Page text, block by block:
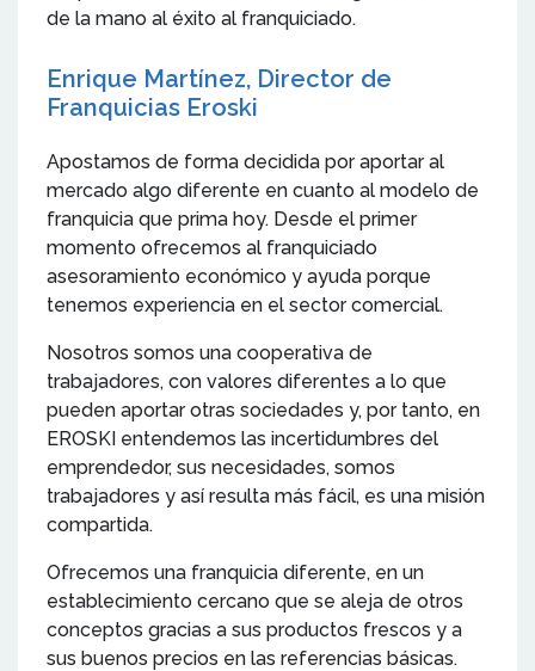
de la mano al éxito al franquiciado.
Enrique Martínez, Director de
Franquicias Eroski
Apostamos de forma decidida por aportar al
mercado algo diferente en cuanto al modelo de
franquicia que prima hoy. Desde el primer
momento ofrecemos al franquiciado
asesoramiento económico y ayuda porque
tenemos experiencia en el sector comercial.
Nosotros somos una cooperativa de
trabajadores, con valores diferentes a lo que
pueden aportar otras sociedades y, por tanto, en
EROSKI entendemos las incertidumbres del
emprendedor, sus necesidades, somos
trabajadores y así resulta más fácil, es una misión
compartida.
Ofrecemos una franquicia diferente, en un
establecimiento cercano que se aleja de otros
conceptos gracias a sus productos frescos y a
sus buenos precios en las referencias básicas.